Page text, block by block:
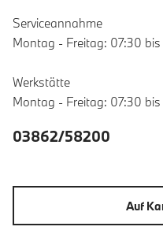
Serviceannahme
Montag - Freitag: 07:30 bis
Werkstätte
Montag - Freitag: 07:30 bis
03862/58200
Auf